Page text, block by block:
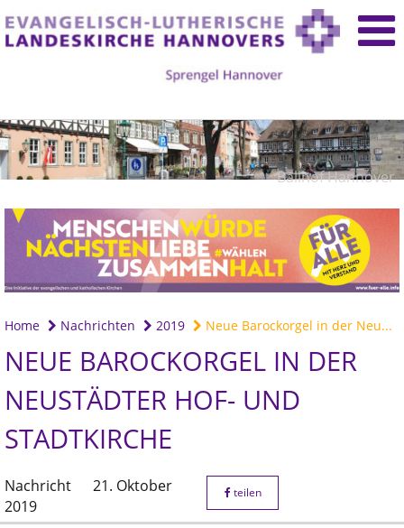
Ballhof Hannover
Home Nachrichten 2019 Neue Barockorgel in der Neu...
NEUE BAROCKORGEL IN DER
NEUSTÄDTER HOF- UND
STADTKIRCHE
Nachricht
21. Oktober
2019
teilen